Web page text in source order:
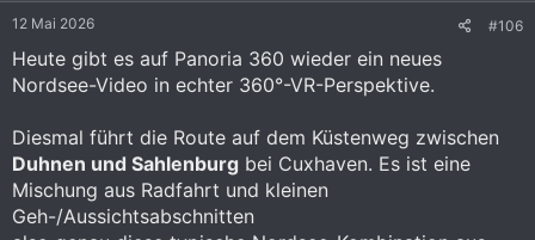
12 Mai 2026 #106
Heute gibt es auf Panoria 360 wieder ein neues
Nordsee-Video in echter 360°-VR-Perspektive.
Diesmal führt die Route auf dem Küstenweg zwischen
Duhnen und Sahlenburg bei Cuxhaven. Es ist eine
Mischung aus Radfahrt und kleinen
Geh-/Aussichtsabschnitten